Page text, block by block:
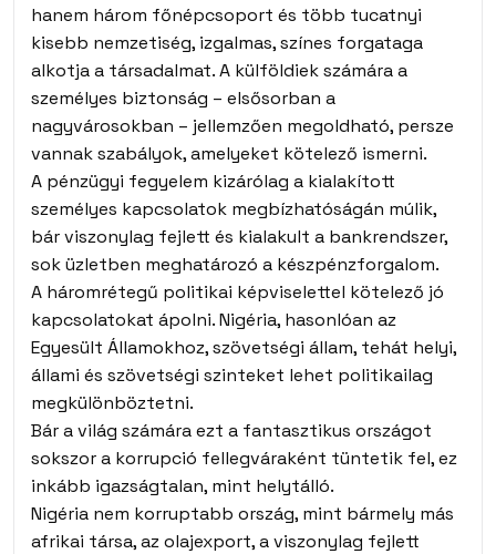
hanem három főnépcsoport és több tucatnyi
kisebb nemzetiség, izgalmas, színes forgataga
alkotja a társadalmat. A külföldiek számára a
személyes biztonság – elsősorban a
nagyvárosokban – jellemzően megoldható, persze
vannak szabályok, amelyeket kötelező ismerni.
A pénzügyi fegyelem kizárólag a kialakított
személyes kapcsolatok megbízhatóságán múlik,
bár viszonylag fejlett és kialakult a bankrendszer,
sok üzletben meghatározó a készpénzforgalom.
A háromrétegű politikai képviselettel kötelező jó
kapcsolatokat ápolni. Nigéria, hasonlóan az
Egyesült Államokhoz, szövetségi állam, tehát helyi,
állami és szövetségi szinteket lehet politikailag
megkülönböztetni.
Bár a világ számára ezt a fantasztikus országot
sokszor a korrupció fellegváraként tüntetik fel, ez
inkább igazságtalan, mint helytálló.
Nigéria nem korruptabb ország, mint bármely más
afrikai társa, az olajexport, a viszonylag fejlett